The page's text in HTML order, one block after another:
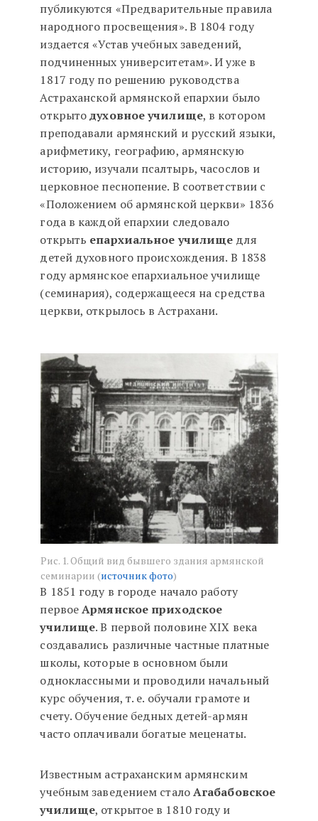
публикуются «Предварительные правила
народного просвещения». В 1804 году
издается «Устав учебных заведений,
подчиненных университетам». И уже в
1817 году по решению руководства
Астраханской армянской епархии было
открытодуховное училище, в котором
преподавали армянский и русский языки,
арифметику, географию, армянскую
историю, изучали псалтырь, часослов и
церковное песнопение. В соответствии с
«Положением об армянской церкви» 1836
года в каждой епархии следовало
открыть епархиальное училище для
детей духовного происхождения. В 1838
году армянское епархиальное училище
(семинария), содержащееся на средства
церкви, открылось в Астрахани.
Рис. 1. Общий вид бывшего здания армянской
семинарии (источник фото)
В 1851 году в городе начало работу
первоеАрмянское приходское
училище. В первой половине XIX века
создавались различные частные платные
школы, которые в основном были
одноклассными и проводили начальный
курс обучения, т. е. обучали грамоте и
счету. Обучение бедных детей-армян
часто оплачивали богатые меценаты.
Известным астраханским армянским
учебным заведением сталоАгабабовское
училище, открытое в 1810 году и